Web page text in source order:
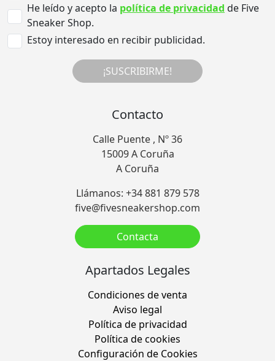
He leído y acepto la política de privacidad de Five
Sneaker Shop.
Estoy interesado en recibir publicidad.
¡SUSCRIBIRME!
Contacto
Calle Puente , Nº 36
15009 A Coruña
A Coruña
Llámanos: +34 881 879 578
five@fivesneakershop.com
Contacta
Apartados Legales
Condiciones de venta
Aviso legal
Política de privacidad
Política de cookies
Configuración de Cookies